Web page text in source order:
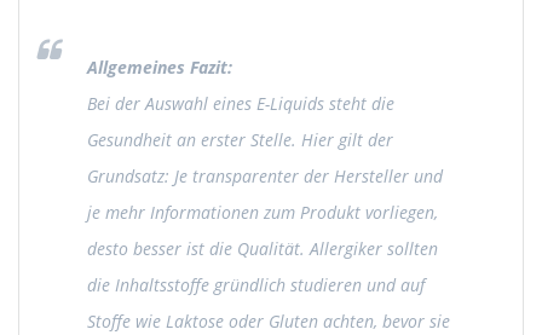
Allgemeines Fazit:
Bei der Auswahl eines E-Liquids steht die
Gesundheit an erster Stelle. Hier gilt der
Grundsatz: Je transparenter der Hersteller und
je mehr Informationen zum Produkt vorliegen,
desto besser ist die Qualität. Allergiker sollten
die Inhaltsstoffe gründlich studieren und auf
Stoffe wie Laktose oder Gluten achten, bevor sie